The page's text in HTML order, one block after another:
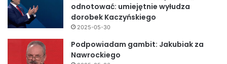
odnotować: umiejętnie wyłudza
dorobek Kaczyńskiego
2025-05-30
Podpowiadam gambit: Jakubiak za
Nawrockiego